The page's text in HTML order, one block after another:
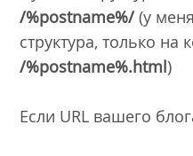
/%postname%/(у
структура, только на
/%postname%.html)
Если URL вашего